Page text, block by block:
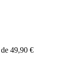
49,90 €